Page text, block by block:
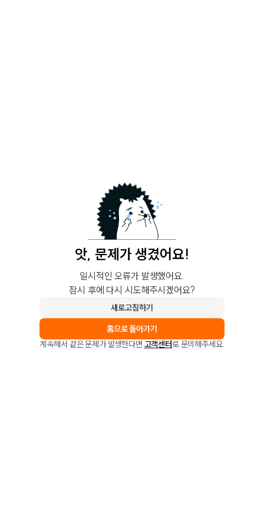
앗, 문제가 생겼어요!
일시적인 오류가 발생했어요.
잠시 후에 다시 시도해주시겠어요?
새로고침하기
홈으로 돌아가기
계속해서 같은 문제가 발생한다면 고객센터로 문의해주세요.